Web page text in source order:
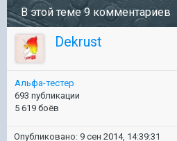
В этой теме 9 комментариев
Dekrust
Альфа-тестер
693 публикации
5 619 боёв
Опубликовано: 9 сен 2014, 14:39:31